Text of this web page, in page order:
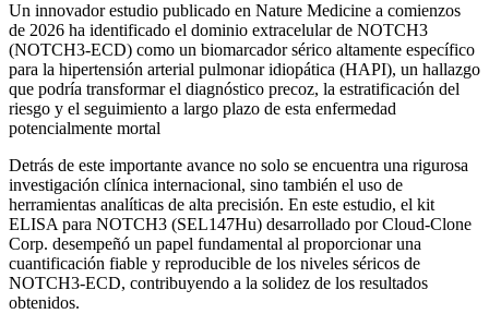
Un innovador estudio publicado en Nature Medicine a comienzos
de 2026 ha identificado el dominio extracelular de NOTCH3
(NOTCH3-ECD) como un biomarcador sérico altamente específico
para la hipertensión arterial pulmonar idiopática (HAPI), un hallazgo
que podría transformar el diagnóstico precoz, la estratificación del
riesgo y el seguimiento a largo plazo de esta enfermedad
potencialmente mortal
Detrás de este importante avance no solo se encuentra una rigurosa
investigación clínica internacional, sino también el uso de
herramientas analíticas de alta precisión. En este estudio, el kit
ELISA para NOTCH3 (SEL147Hu) desarrollado por Cloud-Clone
Corp. desempeñó un papel fundamental al proporcionar una
cuantificación fiable y reproducible de los niveles séricos de
NOTCH3-ECD, contribuyendo a la solidez de los resultados
obtenidos.